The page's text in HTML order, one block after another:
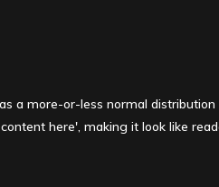
a more-or-less normal distribution
here', making it look like